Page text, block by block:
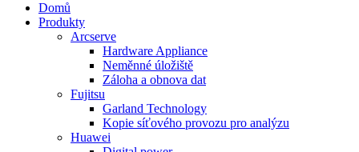
Domů
Produkty
Arcserve
Hardware Appliance
Neměnné úložiště
Záloha a obnova dat
Fujitsu
Garland Technology
Kopie síťového provozu pro analýzu
Huawei